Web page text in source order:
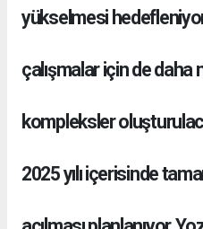
yükselmesi
çalışmalar için de daha
kompleksler
2025 yılı içerisinde